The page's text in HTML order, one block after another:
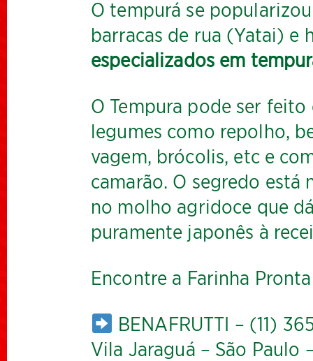
O tempurá se
barracas de rua (Yatai) e
especializados em
O Tempura pode ser
legumes como repolho,
vagem, brócolis, etc e
camarão. O segredo está
no molho agridoce que
puramente japonês à
Encontre a Farinha
BENAFRUTTI – (11)
Vila Jaraguá – São Paulo